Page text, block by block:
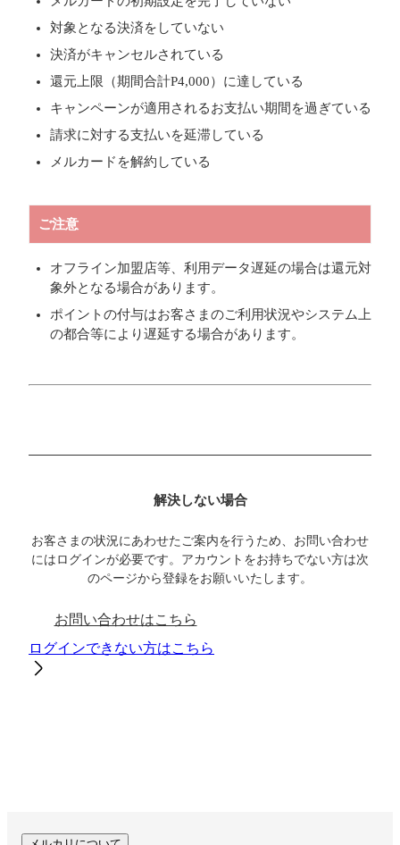
対象となる決済をしていない
決済がキャンセルされている
還元上限（期間合計P4,000）に達している
キャンペーンが適用されるお支払い期間を過ぎている
請求に対する支払いを延滞している
メルカードを解約している
ご注意
オフライン加盟店等、利用データ遅延の場合は還元対
象外となる場合があります。
ポイントの付与はお客さまのご利用状況やシステム上
の都合等により遅延する場合があります。
解決しない場合
お客さまの状況にあわせたご案内を行うため、お問い合わせ
にはログインが必要です。アカウントをお持ちでない方は次
のページから登録をお願いいたします。
お問い合わせはこちら
ログインできない方はこちら